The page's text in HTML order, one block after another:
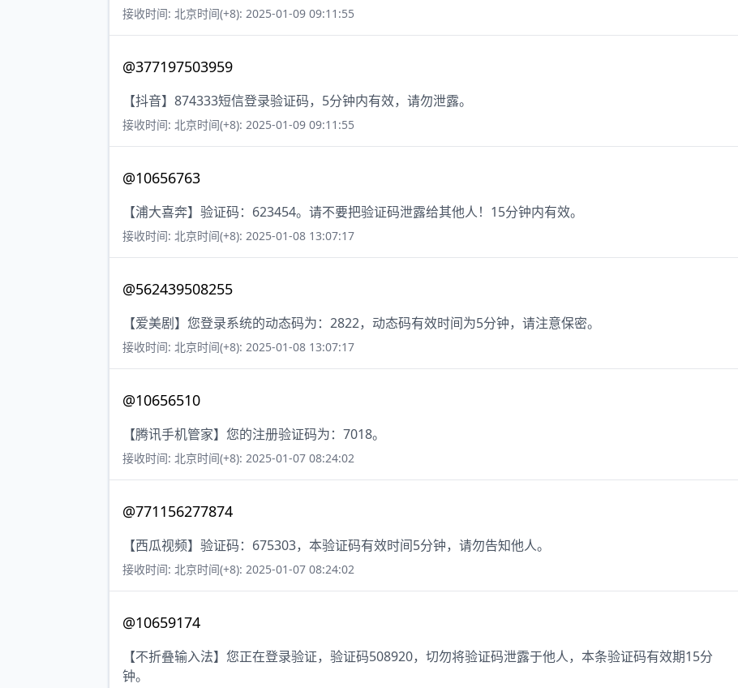
接收时间: 北京时间(+8): 2025-01-09 09:11:55
@377197503959
【抖音】874333短信登录验证码，5分钟内有效，请勿泄露。
接收时间: 北京时间(+8): 2025-01-09 09:11:55
@10656763
【浦大喜奔】验证码：623454。请不要把验证码泄露给其他人！15分钟内有效。
接收时间: 北京时间(+8): 2025-01-08 13:07:17
@562439508255
【爱美剧】您登录系统的动态码为：2822，动态码有效时间为5分钟，请注意保密。
接收时间: 北京时间(+8): 2025-01-08 13:07:17
@10656510
【腾讯手机管家】您的注册验证码为：7018。
接收时间: 北京时间(+8): 2025-01-07 08:24:02
@771156277874
【西瓜视频】验证码：675303，本验证码有效时间5分钟，请勿告知他人。
接收时间: 北京时间(+8): 2025-01-07 08:24:02
@10659174
【不折叠输入法】您正在登录验证，验证码508920，切勿将验证码泄露于他人，本条验证码有效期15分
钟。